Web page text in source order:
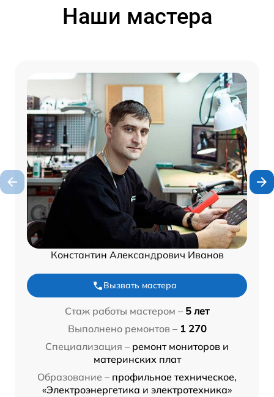
Наши мастера
Константин Александрович Иванов
Вызвать мастера
Стаж работы мастером – 5 лет
Выполнено ремонтов – 1 270
Специализация – ремонт мониторов и
материнских плат
Образование – профильное техническое,
«Электроэнергетика и электротехника»